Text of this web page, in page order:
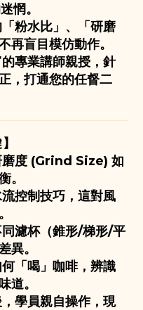
惘。
粉水比」、「研磨
再盲目模仿動作。
專業講師親授，針
，打通您的任督二
磨度 (Grind Size) 如
。
控制技巧，這對風
濾杯（錐形/梯形/平
異。
「喝」咖啡，辨識
道。
學員親自操作，現